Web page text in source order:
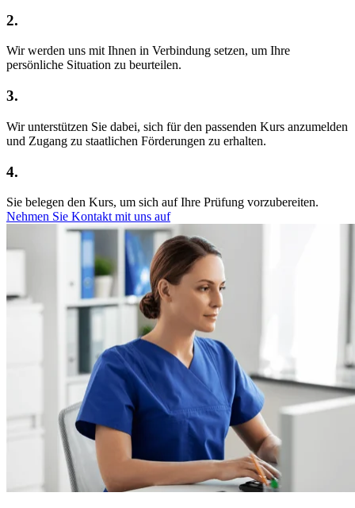
2.
Wir werden uns mit Ihnen in Verbindung setzen, um Ihre
persönliche Situation zu beurteilen.
3.
Wir unterstützen Sie dabei, sich für den passenden Kurs anzumelden
und Zugang zu staatlichen Förderungen zu erhalten.
4.
Sie belegen den Kurs, um sich auf Ihre Prüfung vorzubereiten.
Nehmen Sie Kontakt mit uns auf